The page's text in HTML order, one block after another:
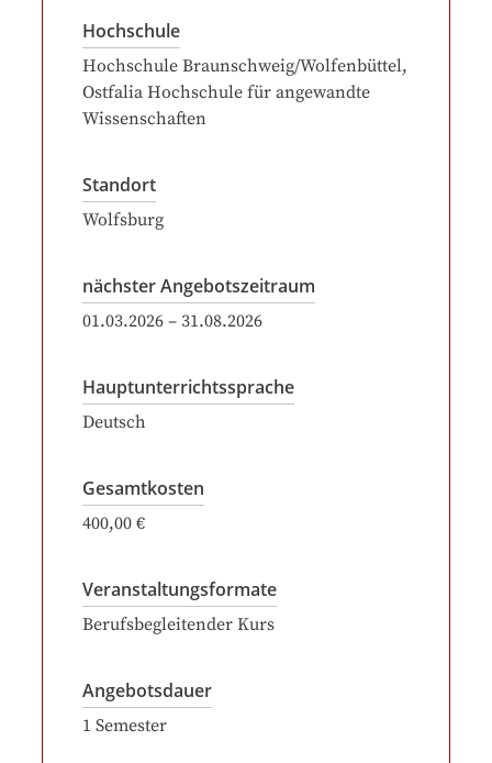
Hochschule
Hochschule Braunschweig/Wolfenbüttel,
Ostfalia Hochschule für angewandte
Wissenschaften
Standort
Wolfsburg
nächster Angebotszeitraum
01.03.2026 – 31.08.2026
Hauptunterrichtssprache
Deutsch
Gesamtkosten
400,00 €
Veranstaltungsformate
Berufsbegleitender Kurs
Angebotsdauer
1 Semester